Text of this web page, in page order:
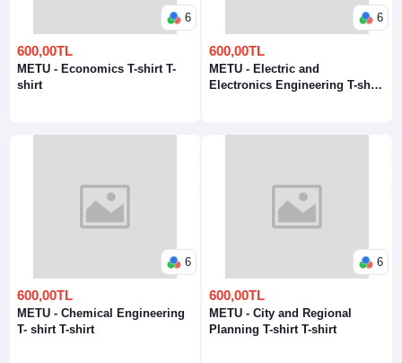
6
600,00TL
METU - Economics T-shirt T-
shirt
6
600,00TL
METU - Electric and
Electronics Engineering T-shirt
6
600,00TL
METU - Chemical Engineering
T- shirt T-shirt
6
600,00TL
METU - City and Regional
Planning T-shirt T-shirt